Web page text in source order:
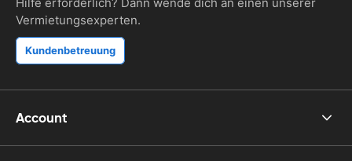
Vermietungsexperten.
Kundenbetreuung
Account